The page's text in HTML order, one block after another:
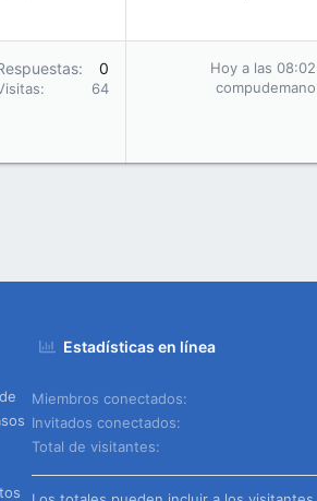
0
64
Hoy a las 08:02
compudemano
Estadísticas en línea
Miembros conectados
Invitados conectados
Total de visitantes